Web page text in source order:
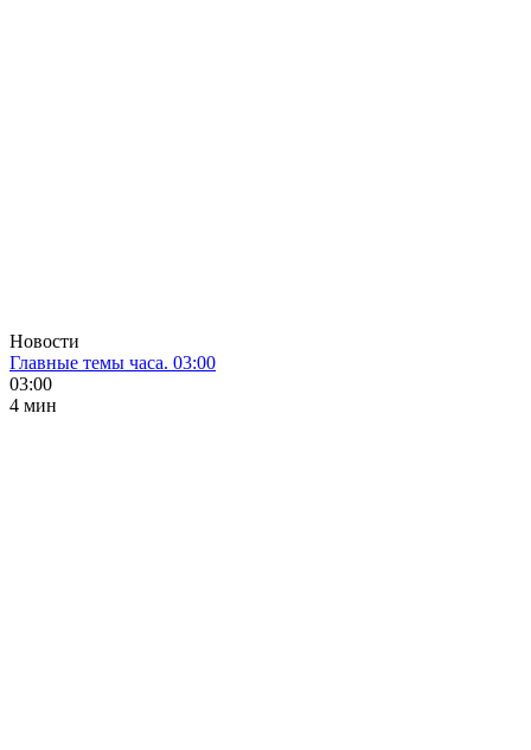
Новости
Главные темы часа. 03:00
03:00
4 мин